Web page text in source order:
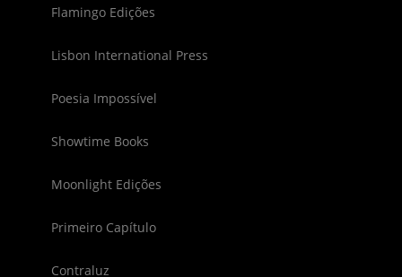
Flamingo Edições
Lisbon International Press
Poesia Impossível
Showtime Books
Moonlight Edições
Primeiro Capítulo
Contraluz